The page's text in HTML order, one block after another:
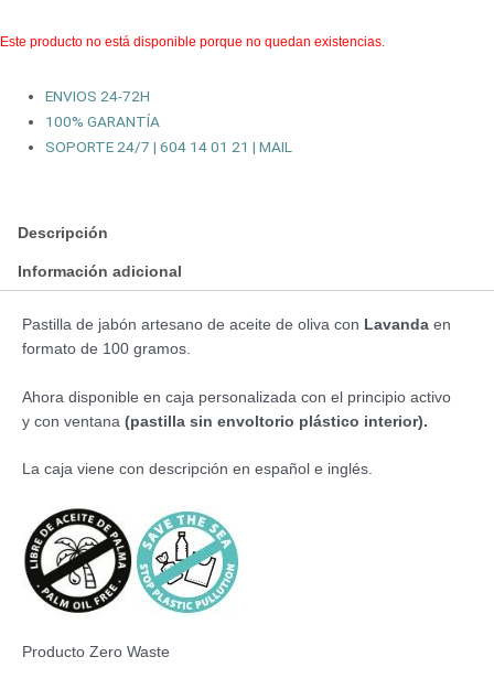
Este producto no está disponible porque no quedan existencias.
ENVIOS 24-72H
100% GARANTÍA
SOPORTE 24/7 | 604 14 01 21 | MAIL
Descripción
Información adicional
Pastilla de jabón artesano de aceite de oliva con Lavanda en
formato de 100 gramos.
Ahora disponible en caja personalizada con el principio activo
y con ventana (pastilla sin envoltorio plástico interior).
La caja viene con descripción en español e inglés.
Producto Zero Waste